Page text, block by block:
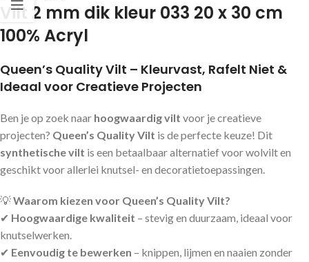
Vilt 2 mm dik kleur 033 20 x 30 cm
100% Acryl
Queen’s Quality Vilt – Kleurvast, Rafelt Niet &
Ideaal voor Creatieve Projecten
Ben je op zoek naar hoogwaardig vilt voor je creatieve
projecten? Queen’s Quality Vilt is de perfecte keuze! Dit
synthetische vilt is een betaalbaar alternatief voor wolvilt en
geschikt voor allerlei knutsel- en decoratietoepassingen.
💡Waarom kiezen voor Queen’s Quality Vilt?
✔ Hoogwaardige kwaliteit – stevig en duurzaam, ideaal voor
knutselwerken.
✔ Eenvoudig te bewerken – knippen, lijmen en naaien zonder